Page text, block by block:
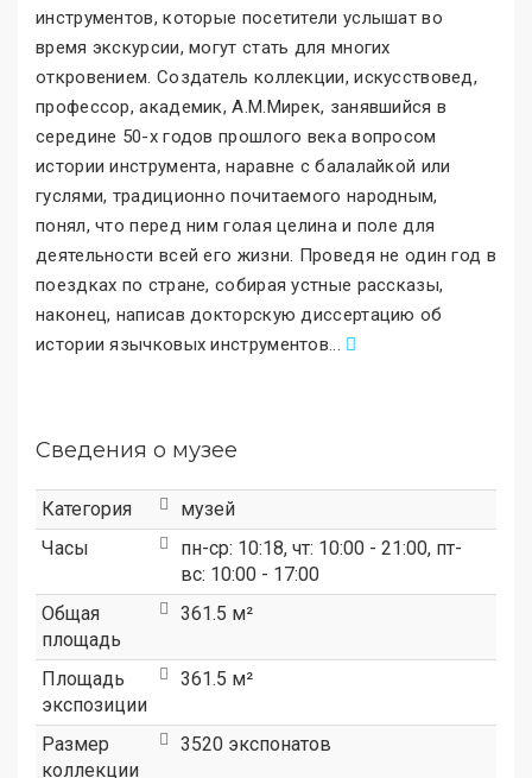
инструментов, которые посетители услышат во
время экскурсии, могут стать для многих
откровением. Создатель коллекции, искусствовед,
профессор, академик, А.М.Мирек, занявшийся в
середине 50-х годов прошлого века вопросом
истории инструмента, наравне с балалайкой или
гуслями, традиционно почитаемого народным,
понял, что перед ним голая целина и поле для
деятельности всей его жизни. Проведя не один год в
поездках по стране, собирая устные рассказы,
наконец, написав докторскую диссертацию об
истории язычковых инструментов...
Сведения о музее
Категория
музей
Часы
пн-ср: 10:18, чт: 10:00 - 21:00, пт-
вс: 10:00 - 17:00
Общая
площадь
361.5 м²
Площадь
экспозиции
361.5 м²
Размер
коллекции
3520 экспонатов